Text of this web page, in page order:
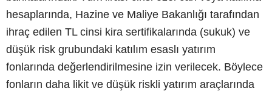
hesaplarında, Hazine ve Maliye Bakanlığı tarafından
ihraç edilen TL cinsi kira sertifikalarında (sukuk) ve
düşük risk grubundaki katılım esaslı yatırım
fonlarında değerlendirilmesine izin verilecek. Böylece
fonların daha likit ve düşük riskli yatırım araçlarında